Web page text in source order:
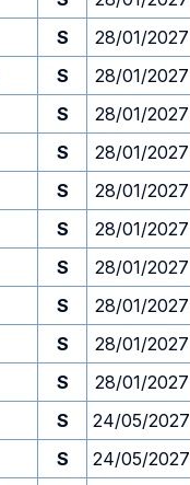
S 28/01/2027
S 28/01/2027
S 28/01/2027
S 28/01/2027
S 28/01/2027
S 28/01/2027
S 28/01/2027
S 28/01/2027
S 28/01/2027
S 28/01/2027
S 24/05/2027
S 24/05/2027